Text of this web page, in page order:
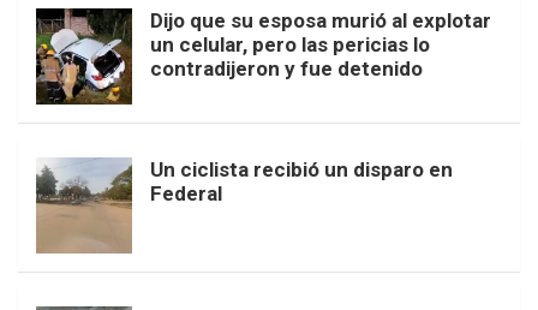
Dijo que su esposa murió al explotar
un celular, pero las pericias lo
contradijeron y fue detenido
Un ciclista recibió un disparo en
Federal